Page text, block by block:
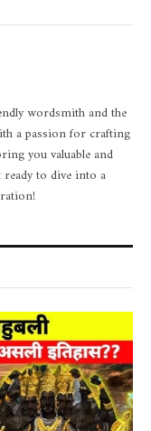
wordsmith and the
a passion for crafting
you valuable and
to dive into a